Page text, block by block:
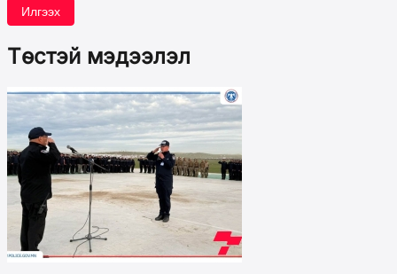
Илгээх
Төстэй мэдээлэл